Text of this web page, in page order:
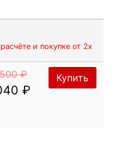
и покупке от 2х
₽
₽
Купить